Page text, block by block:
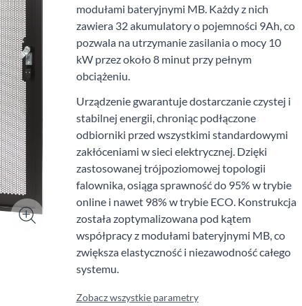
modułami bateryjnymi MB. Każdy z nich
zawiera 32 akumulatory o pojemności 9Ah, co
pozwala na utrzymanie zasilania o mocy 10
kW przez około 8 minut przy pełnym
obciążeniu.
Urządzenie gwarantuje dostarczanie czystej i
stabilnej energii, chroniąc podłączone
odbiorniki przed wszystkimi standardowymi
zakłóceniami w sieci elektrycznej. Dzięki
zastosowanej trójpoziomowej topologii
falownika, osiąga sprawność do 95% w trybie
online i nawet 98% w trybie ECO. Konstrukcja
została zoptymalizowana pod kątem
współpracy z modułami bateryjnymi MB, co
zwiększa elastyczność i niezawodność całego
systemu.
Zobacz wszystkie parametry